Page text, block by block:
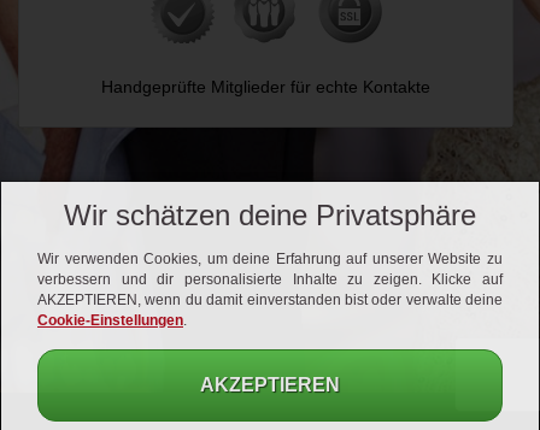
Handgeprüfte Mitglieder für echte Kontakte
Wir schätzen deine Privatsphäre
Wir verwenden Cookies, um deine Erfahrung auf unserer Website zu
verbessern und dir personalisierte Inhalte zu zeigen. Klicke auf
AKZEPTIEREN, wenn du damit einverstanden bist oder verwalte deine
Cookie-Einstellungen.
AKZEPTIEREN